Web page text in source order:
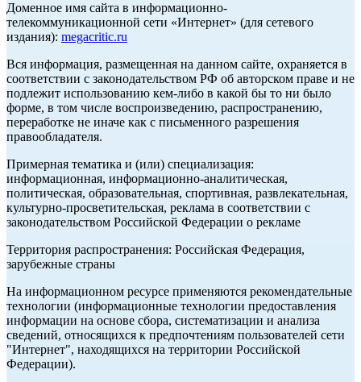
Доменное имя сайта в информационно-
телекоммуникационной сети «Интернет» (для сетевого
издания): megacritic.ru
Вся информация, размещенная на данном сайте, охраняется в
соответствии с законодательством РФ об авторском праве и не
подлежит использованию кем-либо в какой бы то ни было
форме, в том числе воспроизведению, распространению,
переработке не иначе как с письменного разрешения
правообладателя.
Примерная тематика и (или) специализация:
информационная, информационно-аналитическая,
политическая, образовательная, спортивная, развлекательная,
культурно-просветительская, реклама в соответствии с
законодательством Российской Федерации о рекламе
Территория распространения: Российская Федерация,
зарубежные страны
На информационном ресурсе применяются рекомендательные
технологии (информационные технологии предоставления
информации на основе сбора, систематизации и анализа
сведений, относящихся к предпочтениям пользователей сети
"Интернет", находящихся на территории Российской
Федерации).